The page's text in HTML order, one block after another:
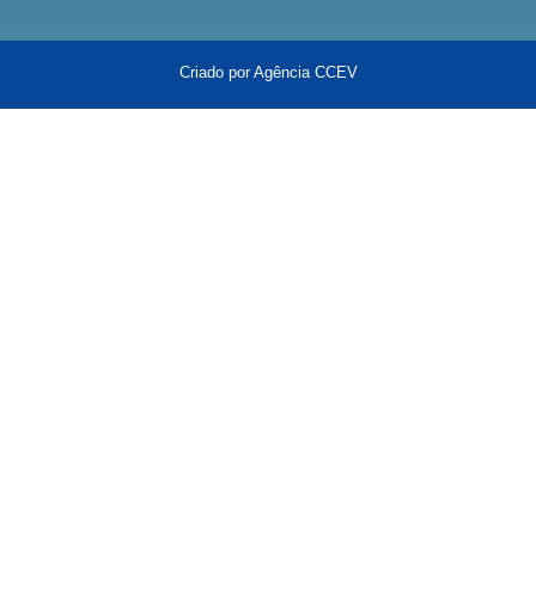
Criado por Agência CCEV